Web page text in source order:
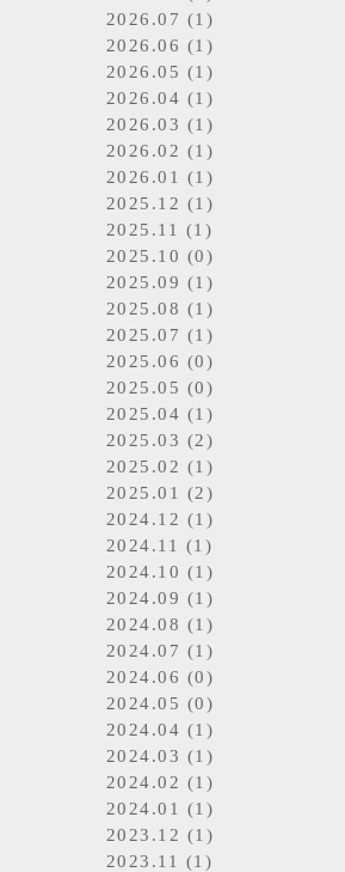
2026.07 (1)
2026.06 (1)
2026.05 (1)
2026.04 (1)
2026.03 (1)
2026.02 (1)
2026.01 (1)
2025.12 (1)
2025.11 (1)
2025.10 (0)
2025.09 (1)
2025.08 (1)
2025.07 (1)
2025.06 (0)
2025.05 (0)
2025.04 (1)
2025.03 (2)
2025.02 (1)
2025.01 (2)
2024.12 (1)
2024.11 (1)
2024.10 (1)
2024.09 (1)
2024.08 (1)
2024.07 (1)
2024.06 (0)
2024.05 (0)
2024.04 (1)
2024.03 (1)
2024.02 (1)
2024.01 (1)
2023.12 (1)
2023.11 (1)